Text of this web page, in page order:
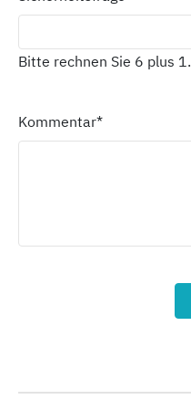
Bitte rechnen Sie 6 plus 1.
Kommentar*